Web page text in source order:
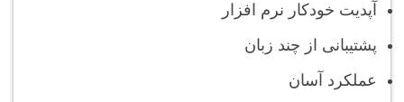
آپدیت خودکار نرم افزار
پشتیبانی از چند زبان
عملکرد آسان